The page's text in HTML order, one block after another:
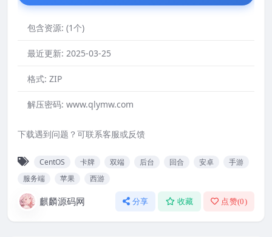
包含资源: (1个)
最近更新: 2025-03-25
格式: ZIP
解压密码: www.qlymw.com
下载遇到问题？可联系客服或反馈
CentOS 卡牌 双端 后台 回合 安卓
手游
服务端
苹果 西游
麒麟源码网 分享 收藏 点赞(0)